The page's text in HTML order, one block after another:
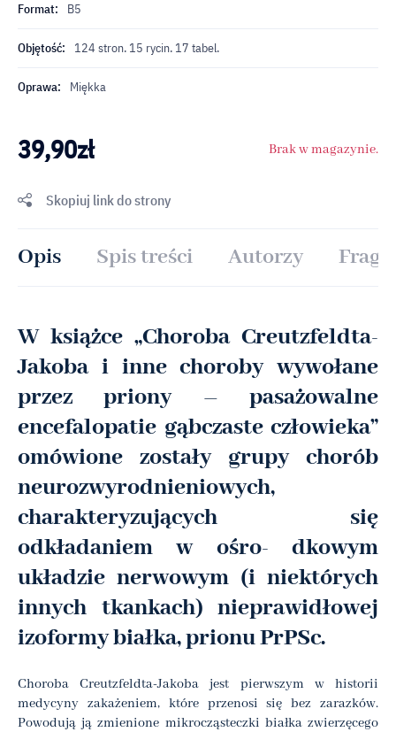
Format: B5
Objętość: 124 stron. 15 rycin. 17 tabel.
Oprawa: Miękka
39,90zł Brak w magazynie.
Skopiuj link do strony
Opis Spis treści Autorzy
W książce „Choroba Creutzfeldta-
Jakoba i inne choroby wywołane
przez priony – pasażowalne
encefalopatie gąbczaste człowieka”
omówione zostały grupy chorób
neurozwyrodnieniowych,
charakteryzujących się
odkładaniem w ośro- dkowym
układzie nerwowym (i niektórych
innych tkankach) nieprawidłowej
izoformy białka, prionu PrPSc.
Choroba Creutzfeldta-Jakoba jest pierwszym w historii
medycyny zakażeniem, które przenosi się bez zarazków.
Powodują ją zmienione mikrocząsteczki białka zwierzęcego